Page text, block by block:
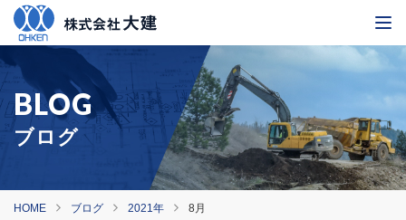
ブログ
HOME ブログ 2021年 8月